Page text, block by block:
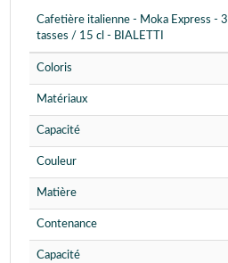
Cafetière italienne - Moka Express - 3
tasses / 15 cl - BIALETTI
Coloris
Matériaux
Capacité
Couleur
Matière
Contenance
Capacité